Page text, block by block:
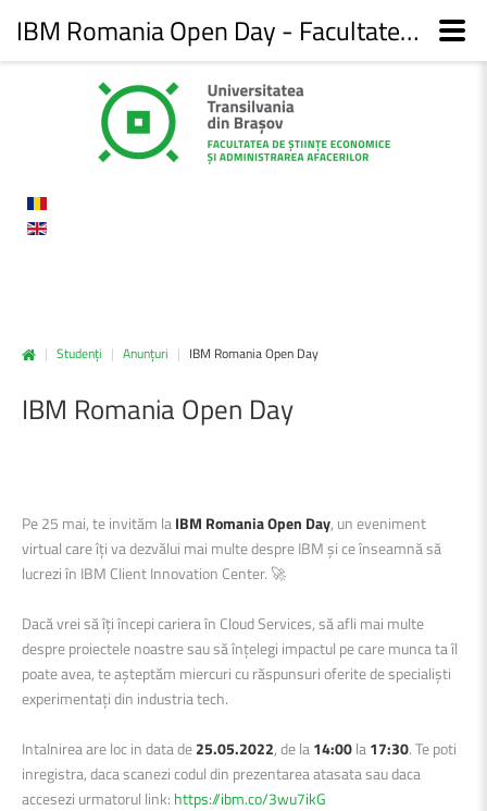
| Studenți | Anunțuri | IBM Romania Open Day
IBM Romania Open Day
Pe 25 mai, te invităm laIBM Romania Open Day, un eveniment
virtual care îți va dezvălui mai multe despre IBM și ce înseamnă să
lucrezi în IBM Client Innovation Center. 🚀
Dacă vrei să îți începi cariera în Cloud Services, să afli mai multe
despre proiectele noastre sau să înțelegi impactul pe care munca ta îl
poate avea, te așteptăm miercuri cu răspunsuri oferite de specialiști
experimentați din industria tech.
Intalnirea are loc in data de25.05.2022, de la14:00la17:30. Te poti
inregistra, daca scanezi codul din prezentarea atasata sau daca
accesezi urmatorul link: https://ibm.co/3wu7ikG
IBM Romania Open Day - Facultatea de Științe economice și administrarea afacerilor